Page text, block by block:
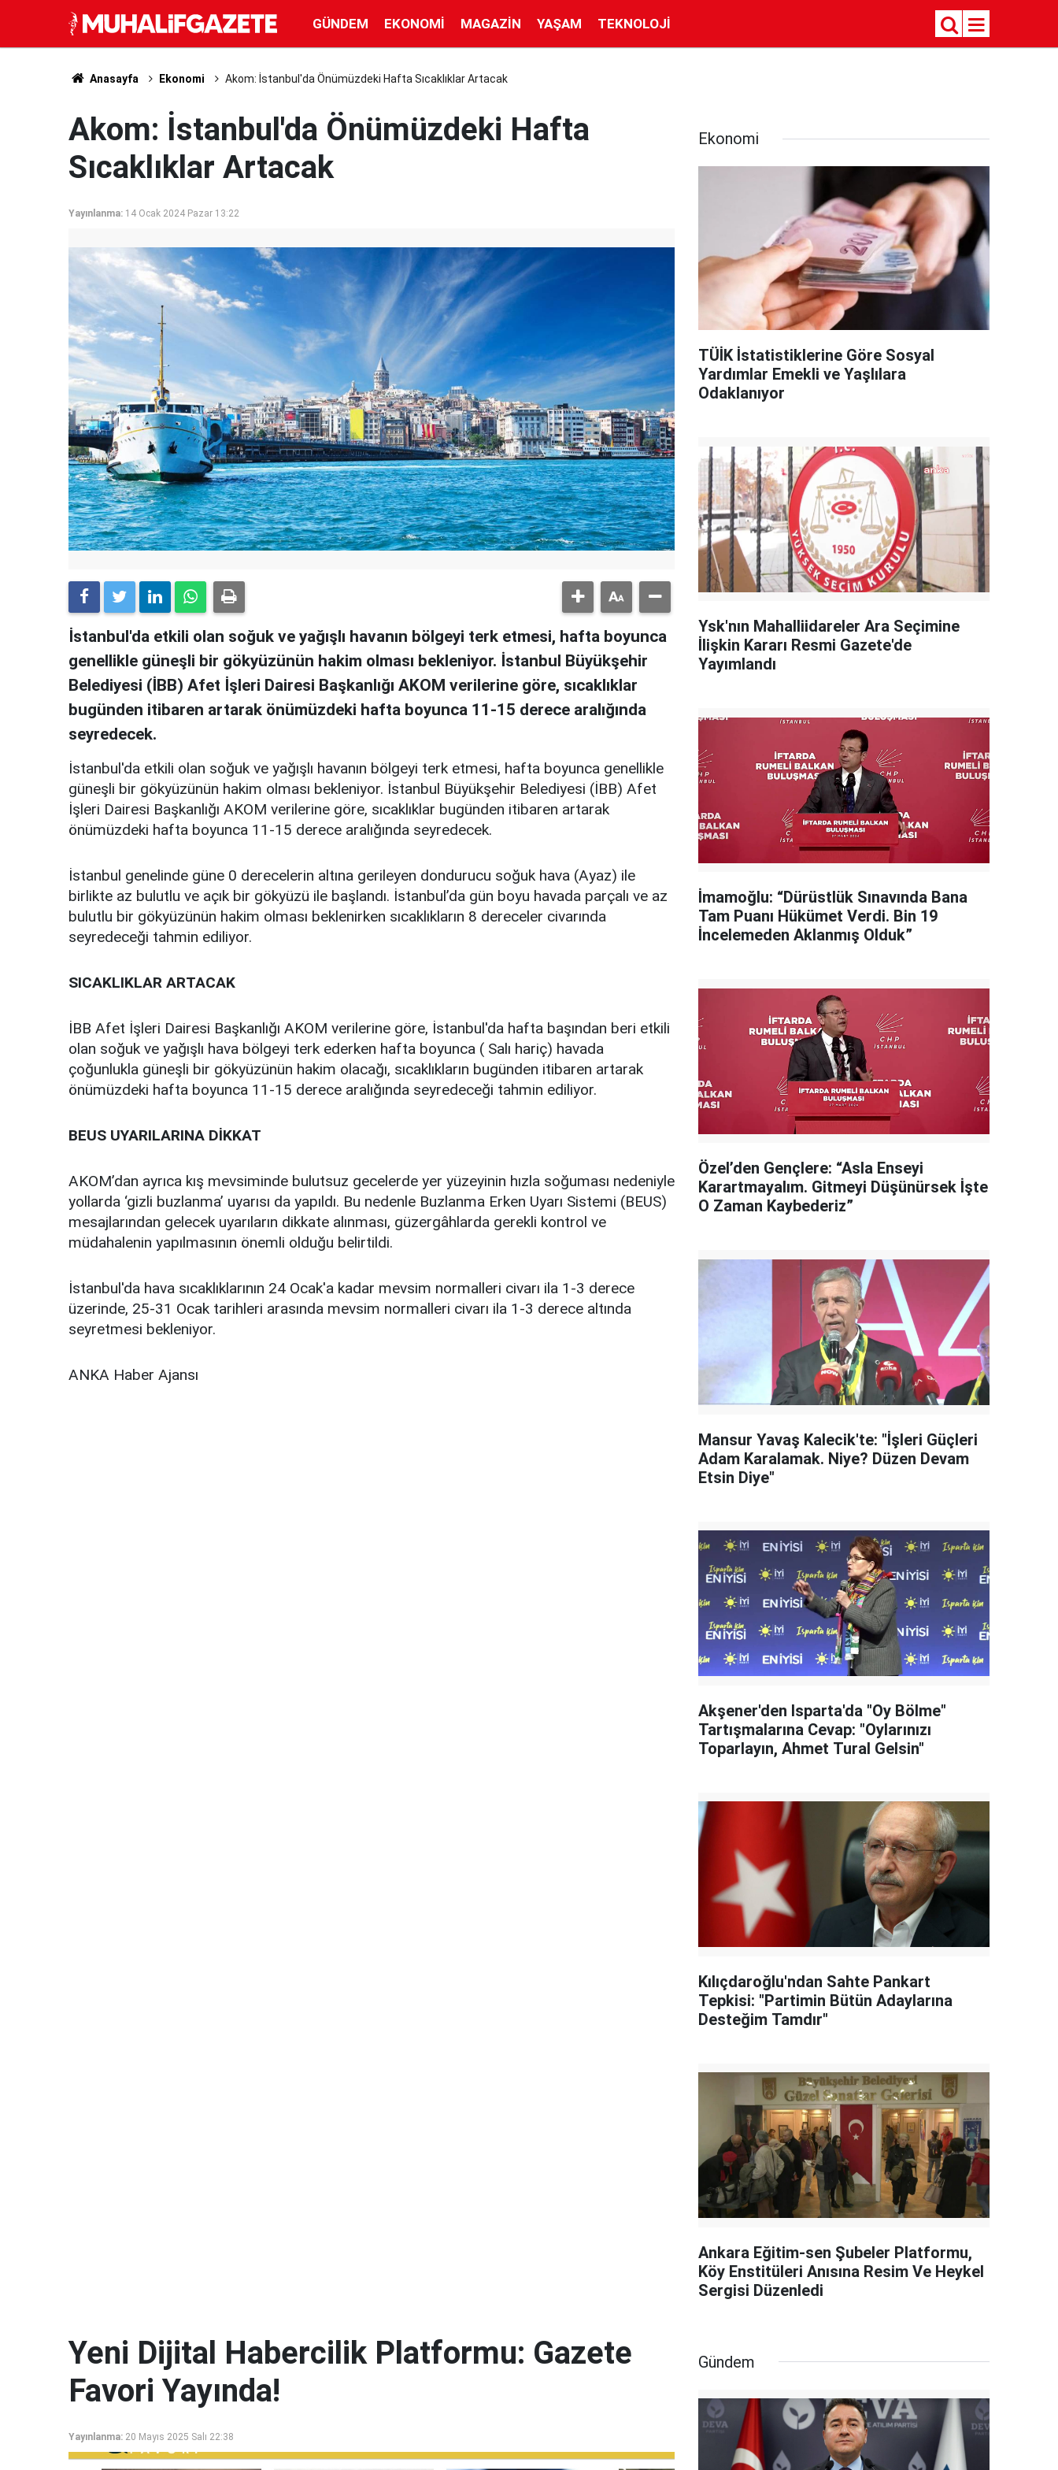
GÜNDEM EKONOMI MAGAZIN YAŞAM TEKNOLOJI
Anasayfa Ekonomi Akom: İstanbul'da Önümüzdeki Hafta Sıcaklıklar Artacak
Akom: İstanbul'da Önümüzdeki Hafta
Sıcaklıklar Artacak
Yayınlanma: 14 Ocak 2024 Pazar 13:22
İstanbul'da etkili olan soğuk ve yağışlı havanın bölgeyi terk etmesi, hafta boyunca
genellikle güneşli bir gökyüzünün hakim olması bekleniyor. İstanbul Büyükşehir
Belediyesi (İBB) Afet İşleri Dairesi Başkanlığı AKOM verilerine göre, sıcaklıklar
bugünden itibaren artarak önümüzdeki hafta boyunca 11-15 derece aralığında
seyredecek.
İstanbul'da etkili olan soğuk ve yağışlı havanın bölgeyi terk etmesi, hafta boyunca genellikle
güneşli bir gökyüzünün hakim olması bekleniyor. İstanbul Büyükşehir Belediyesi (İBB) Afet
İşleri Dairesi Başkanlığı AKOM verilerine göre, sıcaklıklar bugünden itibaren artarak
önümüzdeki hafta boyunca 11-15 derece aralığında seyredecek.
İstanbul genelinde güne 0 derecelerin altına gerileyen dondurucu soğuk hava (Ayaz) ile
birlikte az bulutlu ve açık bir gökyüzü ile başlandı. İstanbul’da gün boyu havada parçalı ve az
bulutlu bir gökyüzünün hakim olması beklenirken sıcaklıkların 8 dereceler civarında
seyredeceği tahmin ediliyor.
SICAKLIKLAR ARTACAK
İBB Afet İşleri Dairesi Başkanlığı AKOM verilerine göre, İstanbul'da hafta başından beri etkili
olan soğuk ve yağışlı hava bölgeyi terk ederken hafta boyunca ( Salı hariç) havada
çoğunlukla güneşli bir gökyüzünün hakim olacağı, sıcaklıkların bugünden itibaren artarak
önümüzdeki hafta boyunca 11-15 derece aralığında seyredeceği tahmin ediliyor.
BEUS UYARILARINA DİKKAT
AKOM’dan ayrıca kış mevsiminde bulutsuz gecelerde yer yüzeyinin hızla soğuması nedeniyle
yollarda ‘gizli buzlanma’ uyarısı da yapıldı. Bu nedenle Buzlanma Erken Uyarı Sistemi (BEUS)
mesajlarından gelecek uyarıların dikkate alınması, güzergâhlarda gerekli kontrol ve
müdahalenin yapılmasının önemli olduğu belirtildi.
İstanbul'da hava sıcaklıklarının 24 Ocak'a kadar mevsim normalleri civarı ila 1-3 derece
üzerinde, 25-31 Ocak tarihleri arasında mevsim normalleri civarı ila 1-3 derece altında
seyretmesi bekleniyor.
ANKA Haber Ajansı
Ekonomi
TÜİK İstatistiklerine Göre Sosyal
Yardımlar Emekli ve Yaşlılara
Odaklanıyor
Ysk'nın Mahalliidareler Ara Seçimine
İlişkin Kararı Resmi Gazete'de
Yayımlandı
İmamoğlu: “Dürüstlük Sınavında Bana
Tam Puanı Hükümet Verdi. Bin 19
İncelemeden Aklanmış Olduk”
Özel’den Gençlere: “Asla Enseyi
Karartmayalım. Gitmeyi Düşünürsek İşte
O Zaman Kaybederiz”
Mansur Yavaş Kalecik'te: "İşleri Güçleri
Adam Karalamak. Niye? Düzen Devam
Etsin Diye"
Akşener'den Isparta'da "Oy Bölme"
Tartışmalarına Cevap: "Oylarınızı
Toparlayın, Ahmet Tural Gelsin"
Kılıçdaroğlu'ndan Sahte Pankart
Tepkisi: "Partimin Bütün Adaylarına
Desteğim Tamdır"
Ankara Eğitim-sen Şubeler Platformu,
Köy Enstitüleri Anısına Resim Ve Heykel
Sergisi Düzenledi
Yeni Dijital Habercilik Platformu: Gazete
Favori Yayında!
Yayınlanma: 20 Mayıs 2025 Salı 22:38
Gündem